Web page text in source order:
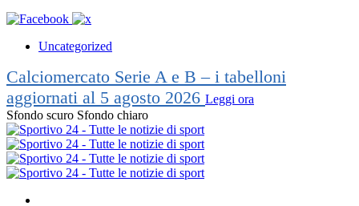
Uncategorized
Calciomercato Serie A e B – i tabelloni
aggiornati al 5 agosto 2026 Leggi ora
Sfondo scuro Sfondo chiaro